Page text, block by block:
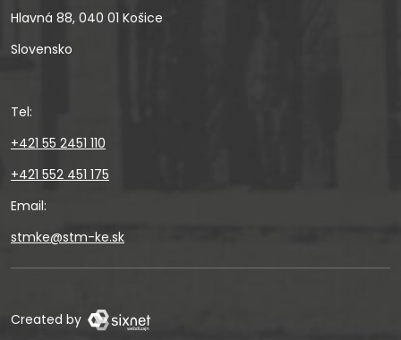
Hlavná 88, 040 01 Košice
Slovensko
Tel:
+421 55 2451 110
+421 552 451 175
Email:
stmke@stm-ke.sk
Created by